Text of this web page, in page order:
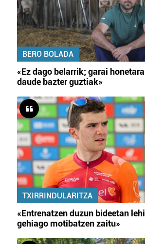
BERO BOLADA
«Ez dago belarrik; garai
daude bazter guztiak»
TXIRRINDULARITZA
«Entrenatzen duzun bideetan
gehiago motibatzen zaitu»